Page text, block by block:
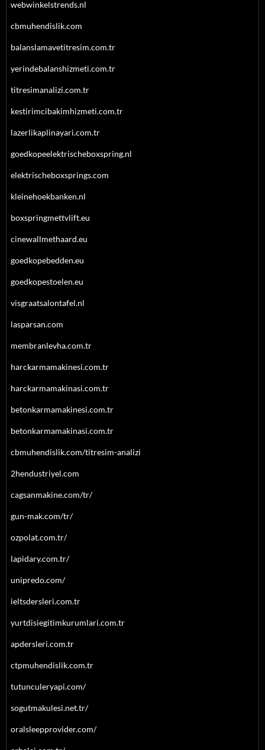
webwinkelstrends.nl
cbmuhendislik.com
balanslamavetitresim.com.tr
yerindebalanshizmeti.com.tr
titresimanalizi.com.tr
kestirimcibakimhizmeti.com.tr
lazerlikaplinayari.com.tr
goedkopeelektrischeboxspring.nl
elektrischeboxsprings.com
kleinehoekbanken.nl
boxspringmettvlift.eu
cinewallmethaard.eu
goedkopebedden.eu
goedkopestoelen.eu
visgraatsalontafel.nl
lasparsan.com
membranlevha.com.tr
harckarmamakinesi.com.tr
harckarmamakinasi.com.tr
betonkarmamakinesi.com.tr
betonkarmamakinasi.com.tr
cbmuhendislik.com/titresim-analizi
2hendustriyel.com
cagsanmakine.com/tr/
gun-mak.com/tr/
ozpolat.com.tr/
lapidary.com.tr/
unipredo.com/
ieltsdersleri.com.tr
yurtdisiegitimkurumlari.com.tr
apdersleri.com.tr
ctpmuhendislik.com.tr
tutunculeryapi.com/
sogutmakulesi.net.tr/
oralsleepprovider.com/